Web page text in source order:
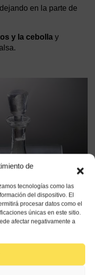
de
tecnologías como las
del dispositivo. El
procesar datos como el
únicas en este sitio.
afectar negativamente a
dejando en la parte de
y la cebolla y